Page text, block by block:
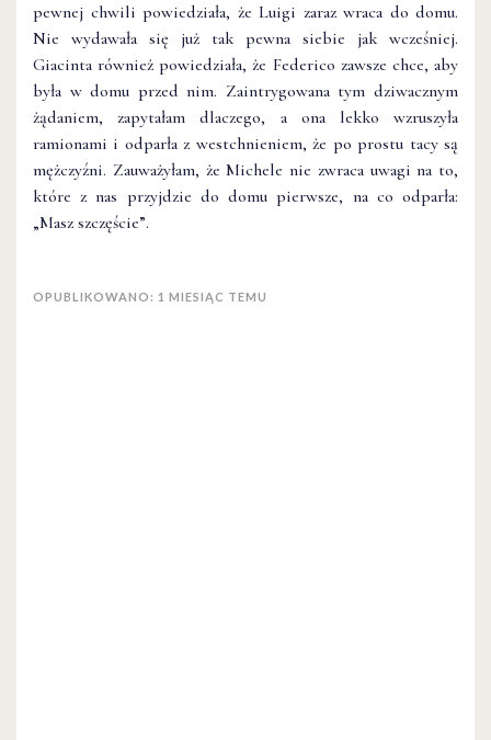
pewnej chwili powiedziała, że Luigi zaraz wraca do domu.
Nie wydawała się już tak pewna siebie jak wcześniej.
Giacinta również powiedziała, że Federico zawsze chce, aby
była w domu przed nim. Zaintrygowana tym dziwacznym
żądaniem, zapy­tałam dlaczego, a ona lekko wzruszyła
ramionami i odparła z westchnieniem, że po prostu tacy są
mężczyźni. Zauważyłam, że Michele nie zwraca uwagi na to,
które z nas przyjdzie do domu pierwsze, na co odparła:
„Masz szczęście”.
OPUBLIKOWANO: 1 MIESIĄC TEMU